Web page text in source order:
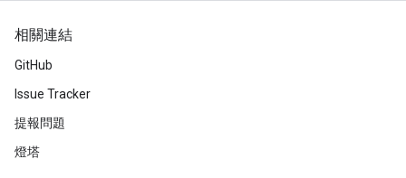
相關連結
GitHub
Issue Tracker
提報問題
燈塔